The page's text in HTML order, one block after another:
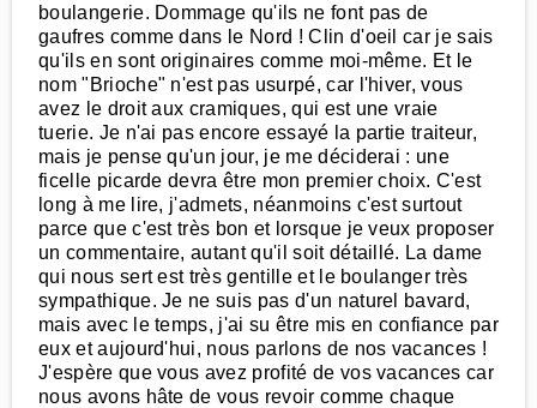
boulangerie. Dommage qu'ils ne font pas de
gaufres comme dans le Nord ! Clin d'oeil car je sais
qu'ils en sont originaires comme moi-même. Et le
nom "Brioche" n'est pas usurpé, car l'hiver, vous
avez le droit aux cramiques, qui est une vraie
tuerie. Je n'ai pas encore essayé la partie traiteur,
mais je pense qu'un jour, je me déciderai : une
ficelle picarde devra être mon premier choix. C'est
long à me lire, j'admets, néanmoins c'est surtout
parce que c'est très bon et lorsque je veux proposer
un commentaire, autant qu'il soit détaillé. La dame
qui nous sert est très gentille et le boulanger très
sympathique. Je ne suis pas d'un naturel bavard,
mais avec le temps, j'ai su être mis en confiance par
eux et aujourd'hui, nous parlons de nos vacances !
J'espère que vous avez profité de vos vacances car
nous avons hâte de vous revoir comme chaque